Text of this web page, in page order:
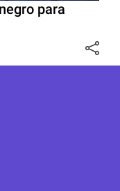
para